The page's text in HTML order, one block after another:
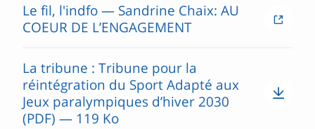
Le fil, l'indfo — Sandrine Chaix: AU
COEUR DE L’ENGAGEMENT
La tribune : Tribune pour la
réintégration du Sport Adapté aux
Jeux paralympiques d’hiver 2030
(PDF) — 119 Ko